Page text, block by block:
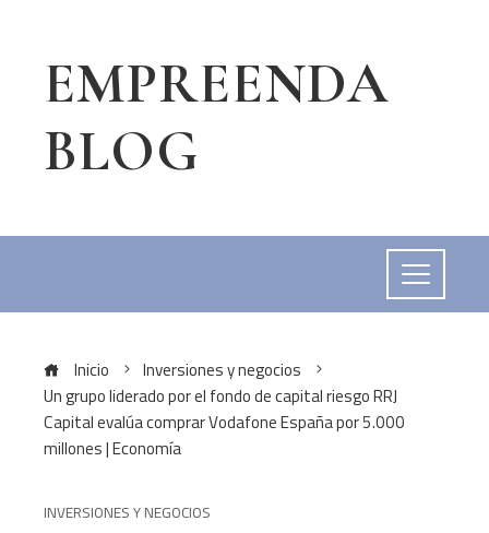
EMPREENDA
BLOG
Inicio
Inversiones y negocios
Un grupo liderado por el fondo de capital riesgo RRJ
Capital evalúa comprar Vodafone España por 5.000
millones | Economía
INVERSIONES Y NEGOCIOS